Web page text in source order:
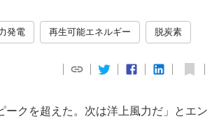
発電 再生可能エネルギー 脱炭素
ークを超えた。次は洋上風力だ」とエン